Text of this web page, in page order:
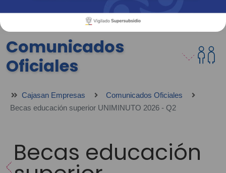
Comunicados
Oficiales
Cajasan Empresas
Comunicados Oficiales
Becas educación superior UNIMINUTO 2026 - Q2
Becas educación